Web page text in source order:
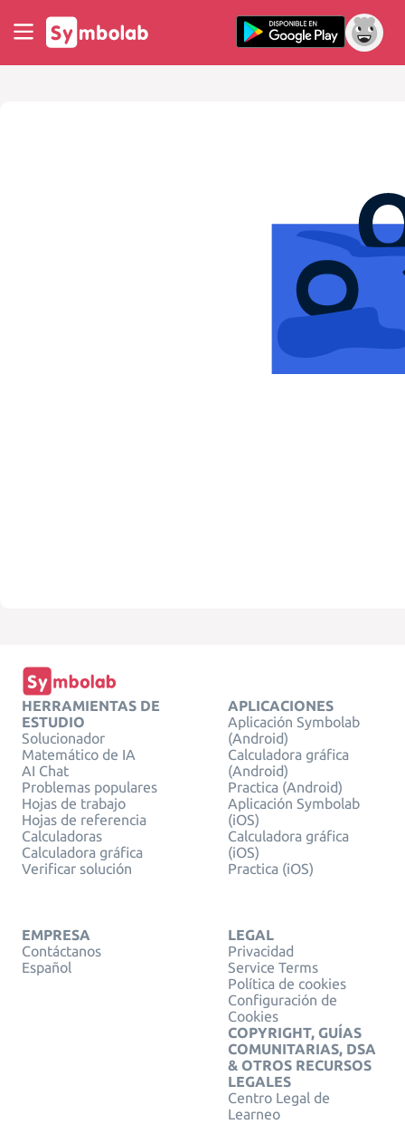
HERRAMIENTAS DE
ESTUDIO
Solucionador
Matemático de IA
AI Chat
Problemas populares
Hojas de trabajo
Hojas de referencia
Calculadoras
Calculadora gráfica
Verificar solución
APLICACIONES
Aplicación Symbolab
(Android)
Calculadora gráfica
(Android)
Practica (Android)
Aplicación Symbolab
(iOS)
Calculadora gráfica
(iOS)
Practica (iOS)
EMPRESA
Contáctanos
Español
LEGAL
Privacidad
Service Terms
Política de cookies
Configuración de
Cookies
COPYRIGHT, GUÍAS
COMUNITARIAS, DSA
& OTROS RECURSOS
LEGALES
Centro Legal de
Learneo